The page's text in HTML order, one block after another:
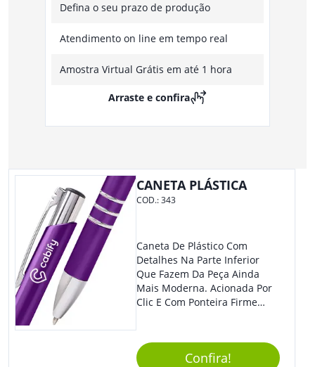
Defina o seu prazo de produção
Atendimento on line em tempo real
Amostra Virtual Grátis em até 1 hora
Arraste e confira
CANETA PLÁSTICA
COD.:343
Caneta De Plástico Com
Detalhes Na Parte Inferior
Que Fazem Da Peça Ainda
Mais Moderna. Acionada Por
Clic E Com Ponteira Firme
Confira!